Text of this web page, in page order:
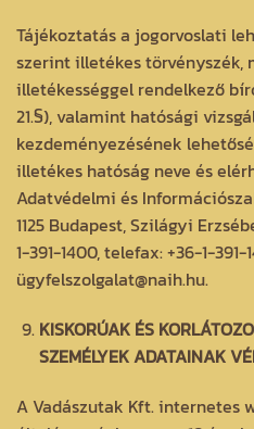
Tájékoztatás a jogorvoslati
szerint illetékes törvényszék,
illetékességgel rendelkező
21.§), valamint hatósági
kezdeményezésének
illetékes hatóság neve és
Adatvédelmi és
1125 Budapest, Szilágyi
1-391-1400, telefax: +36-1-391-
ügyfelszolgalat@naih.hu.
KISKORÚAK ÉS
SZEMÉLYEK ADATAINAK
A Vadászutak Kft. internetes